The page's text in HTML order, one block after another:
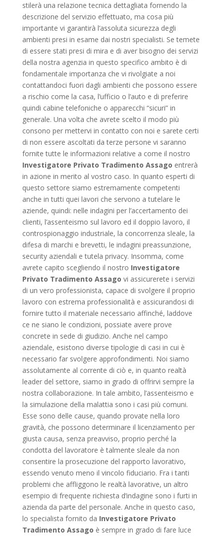
stilerà una relazione tecnica dettagliata fornendo la
descrizione del servizio effettuato, ma cosa più
importante vi garantirà l’assoluta sicurezza degli
ambienti presi in esame dai nostri specialisti. Se temete
di essere stati presi di mira e di aver bisogno dei servizi
della nostra agenzia in questo specifico ambito è di
fondamentale importanza che vi rivolgiate a noi
contattandoci fuori dagli ambienti che possono essere
a rischio come la casa, l’ufficio o l’auto e di preferire
quindi cabine telefoniche o apparecchi “sicuri” in
generale. Una volta che avrete scelto il modo più
consono per mettervi in contatto con noi e sarete certi
di non essere ascoltati da terze persone vi saranno
fornite tutte le informazioni relative a come il nostro
Investigatore Privato Tradimento Assago entrerà
in azione in merito al vostro caso. In quanto esperti di
questo settore siamo estremamente competenti
anche in tutti quei lavori che servono a tutelare le
aziende, quindi: nelle indagini per l’accertamento dei
clienti, l’assenteismo sul lavoro ed il doppio lavoro, il
controspionaggio industriale, la concorrenza sleale, la
difesa di marchi e brevetti, le indagini preassunzione,
security aziendali e tutela privacy. Insomma, come
avrete capito scegliendo il nostro Investigatore
Privato Tradimento Assago vi assicurerete i servizi
di un vero professionista, capace di svolgere il proprio
lavoro con estrema professionalità e assicurandosi di
fornire tutto il materiale necessario affinché, laddove
ce ne siano le condizioni, possiate avere prove
concrete in sede di giudizio. Anche nel campo
aziendale, esistono diverse tipologie di casi in cui è
necessario far svolgere approfondimenti. Noi siamo
assolutamente al corrente di ciò e, in quanto realtà
leader del settore, siamo in grado di offrirvi sempre la
nostra collaborazione. In tale ambito, l’assenteismo e
la simulazione della malattia sono i casi più comuni.
Esse sono delle cause, quando provate nella loro
gravità, che possono determinare il licenziamento per
giusta causa, senza preavviso, proprio perché la
condotta del lavoratore è talmente sleale da non
consentire la prosecuzione del rapporto lavorativo,
essendo venuto meno il vincolo fiduciario. Fra i tanti
problemi che affliggono le realtà lavorative, un altro
esempio di frequente richiesta d’indagine sono i furti in
azienda da parte del personale. Anche in questo caso,
lo specialista fornito da Investigatore Privato
Tradimento Assago è sempre in grado di fare luce